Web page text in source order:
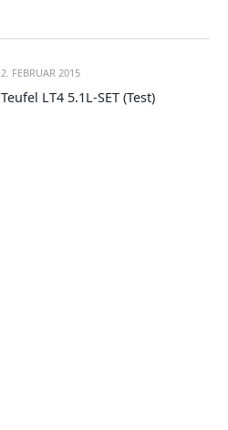
2. FEBRUAR 2015
Teufel LT4 5.1L-SET (Test)